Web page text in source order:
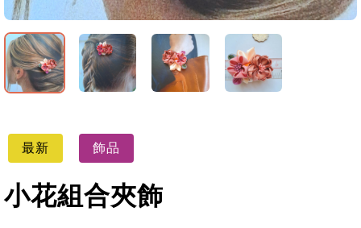
最新 飾品
小花組合夾飾